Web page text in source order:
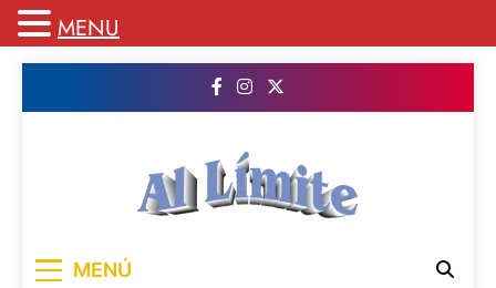
publicamos todo el contenido e informacion
MENÚ
MENU